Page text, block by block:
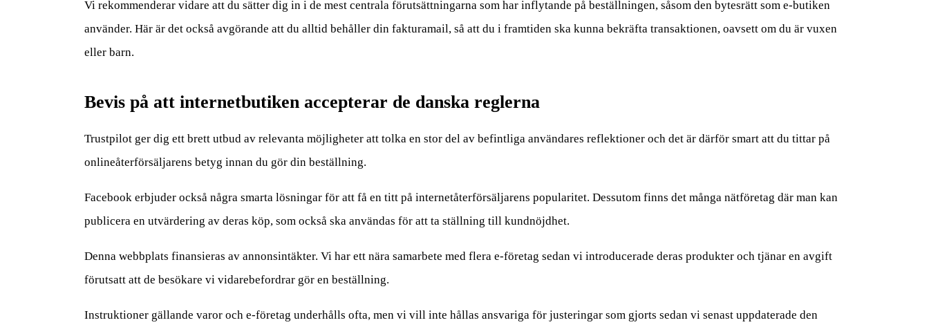
Vi rekommenderar vidare att du sätter dig in i de mest centrala förutsättningarna som har inflytande på beställningen, såsom den bytesrätt som e-butiken
använder. Här är det också avgörande att du alltid behåller din fakturamail, så att du i framtiden ska kunna bekräfta transaktionen, oavsett om du är vuxen
eller barn.
Bevis på att internetbutiken accepterar de danska reglerna
Trustpilot ger dig ett brett utbud av relevanta möjligheter att tolka en stor del av befintliga användares reflektioner och det är därför smart att du tittar på
onlineåterförsäljarens betyg innan du gör din beställning.
Facebook erbjuder också några smarta lösningar för att få en titt på internetåterförsäljarens popularitet. Dessutom finns det många nätföretag där man kan
publicera en utvärdering av deras köp, som också ska användas för att ta ställning till kundnöjdhet.
Denna webbplats finansieras av annonsintäkter. Vi har ett nära samarbete med flera e-företag sedan vi introducerade deras produkter och tjänar en avgift
förutsatt att de besökare vi vidarebefordrar gör en beställning.
Instruktioner gällande varor och e-företag underhålls ofta, men vi vill inte hållas ansvariga för justeringar som gjorts sedan vi senast uppdaterade den